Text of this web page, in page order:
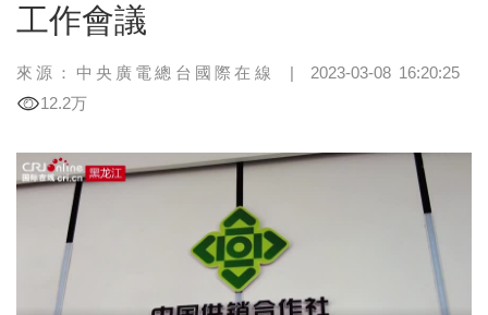
工作會議
來源：中央廣電總台國際在線 | 2023-03-08 16:20:25
12.2万